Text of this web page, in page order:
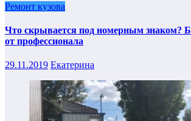
Ремонт кузова
Что скрывается под номерным знаком?
от профессионала
29.11.2019 Екатерина